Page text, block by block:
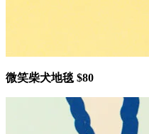
微笑柴犬地毯 $80